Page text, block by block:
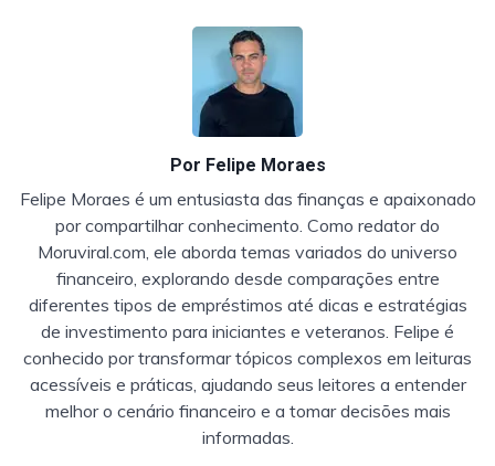
Por Felipe Moraes
Felipe Moraes é um entusiasta das finanças e apaixonado
por compartilhar conhecimento. Como redator do
Moruviral.com, ele aborda temas variados do universo
financeiro, explorando desde comparações entre
diferentes tipos de empréstimos até dicas e estratégias
de investimento para iniciantes e veteranos. Felipe é
conhecido por transformar tópicos complexos em leituras
acessíveis e práticas, ajudando seus leitores a entender
melhor o cenário financeiro e a tomar decisões mais
informadas.